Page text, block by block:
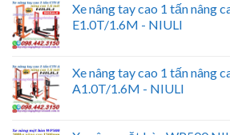
Xe nâng tay cao 1 tấn nâng
E1.0T/1.6M - NIULI
Xe nâng tay cao 1 tấn nâng
A1.0T/1.6M - NIULI